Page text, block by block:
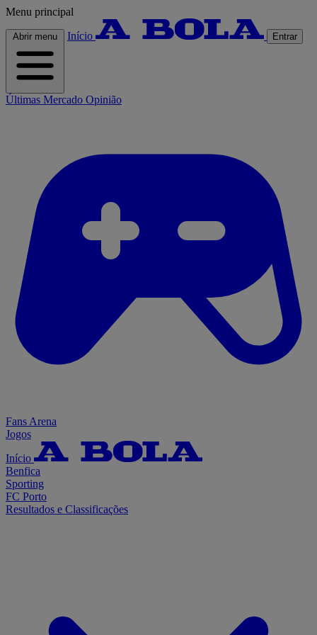
Menu principal
Abrir menu Início Entrar
Últimas Mercado Opinião
Fans Arena
Jogos
Início
Benfica
Sporting
FC Porto
Resultados e Classificações